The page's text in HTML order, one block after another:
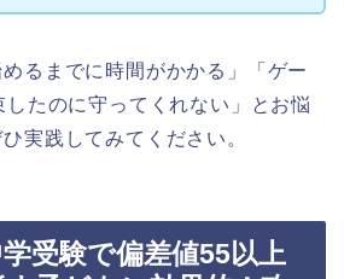
めるまでに時間がかかる」「ゲー
したのに守ってくれない」とお悩
実践してみてください。
学受験で偏差値55以上